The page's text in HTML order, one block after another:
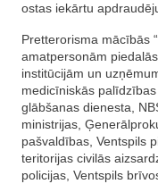
ostas iekārtu
Pretterorisma mācībās
amatpersonām
institūcijām un
medicīniskās
glābšanas dienesta,
ministrijas,
pašvaldības, Ventspils
teritorijas civilās
policijas, Ventspils